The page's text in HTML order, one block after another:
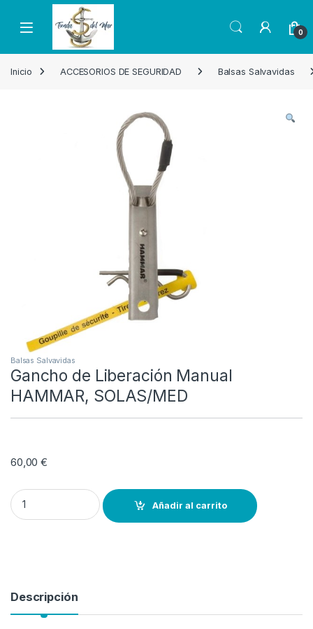
Skip to navigation
Skip to content
Open 0
Inicio ACCESORIOS DE SEGURIDAD Balsas Salvavidas
Balsas Salvavidas
Gancho de Liberación Manual
HAMMAR, SOLAS/MED
60,00€
Gancho de Liberación Manual HAMMAR, SOLAS/MED quantity
Añadir al carrito
Descripción